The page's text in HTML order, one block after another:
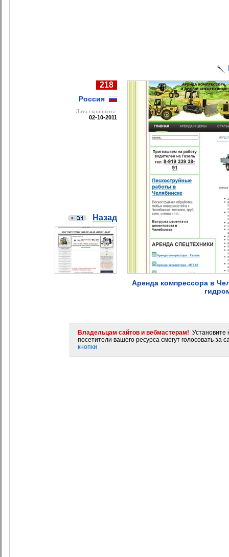
218
Россия
Дата cкриншота:
02-10-2011
Назад
Аренда компрессора в
Владельцам сайтов и вебмастерам! Установите
посетители вашего ресурса смогут голосовать за
кнопки